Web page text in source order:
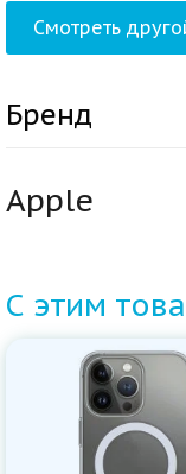
Смотреть
Бренд
Apple
С этим